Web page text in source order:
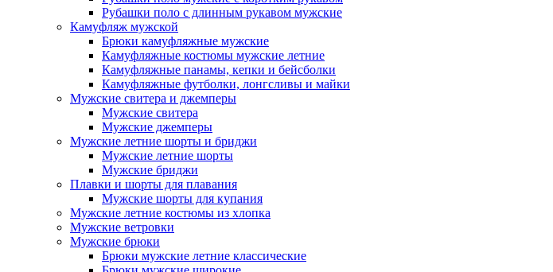
Рубашки поло с длинным рукавом мужские
Камуфляж мужской
Брюки камуфляжные мужские
Камуфляжные костюмы мужские летние
Камуфляжные панамы, кепки и бейсболки
Камуфляжные футболки, лонгсливы и майки
Мужские свитера и джемперы
Мужские свитера
Мужские джемперы
Мужские летние шорты и бриджи
Мужские летние шорты
Мужские бриджи
Плавки и шорты для плавания
Мужские шорты для купания
Мужские летние костюмы из хлопка
Мужские ветровки
Мужские брюки
Брюки мужские летние классические